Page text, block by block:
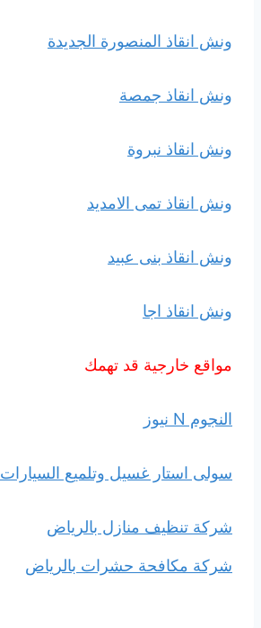
ونش انقاذ المنصورة الجديدة
ونش انقاذ جمصة
ونش انقاذ نبروة
ونش انقاذ تمى الامديد
ونش انقاذ بنى عبيد
ونش انقاذ اجا
مواقع خارجية قد تهمك
النجوم N نيوز
سولى استار غسيل وتلميع السيارات
شركة تنظيف منازل بالرياض
شركة مكافحة حشرات بالرياض